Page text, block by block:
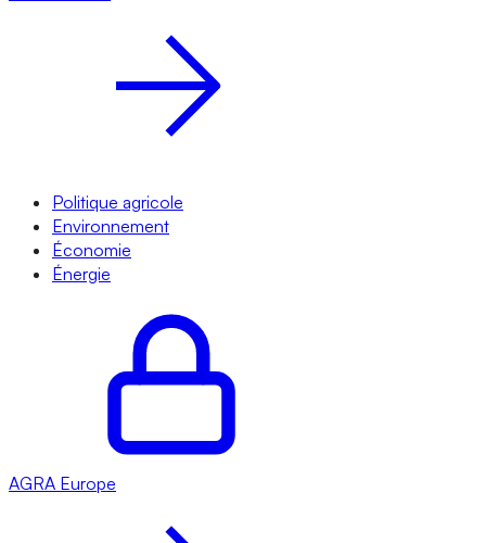
Politique agricole
Environnement
Économie
Énergie
AGRA Europe